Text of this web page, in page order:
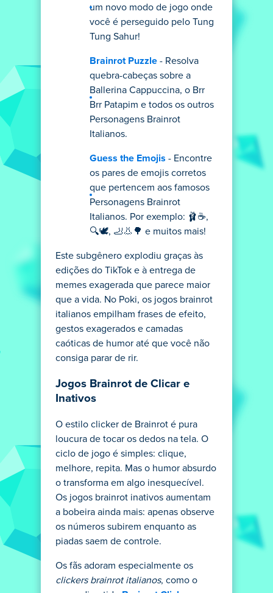
um novo modo de jogo onde
você é perseguido pelo Tung
Tung Sahur!
Brainrot Puzzle - Resolva
quebra-cabeças sobre a
Ballerina Cappuccina, o Brr
Brr Patapim e todos os outros
Personagens Brainrot
Italianos.
Guess the Emojis - Encontre
os pares de emojis corretos
que pertencem aos famosos
Personagens Brainrot
Italianos. Por exemplo: 🩰☕️,
🔍🕊️, 🦶👃🌳 e muitos mais!
Este subgênero explodiu graças às
edições do TikTok e à entrega de
memes exagerada que parece maior
que a vida. No Poki, os jogos brainrot
italianos empilham frases de efeito,
gestos exagerados e camadas
caóticas de humor até que você não
consiga parar de rir.
Jogos Brainrot de Clicar e
Inativos
O estilo clicker de Brainrot é pura
loucura de tocar os dedos na tela. O
ciclo de jogo é simples: clique,
melhore, repita. Mas o humor absurdo
o transforma em algo inesquecível.
Os jogos brainrot inativos aumentam
a bobeira ainda mais: apenas observe
os números subirem enquanto as
piadas saem de controle.
Os fãs adoram especialmente os
clickers brainrot italianos, como o